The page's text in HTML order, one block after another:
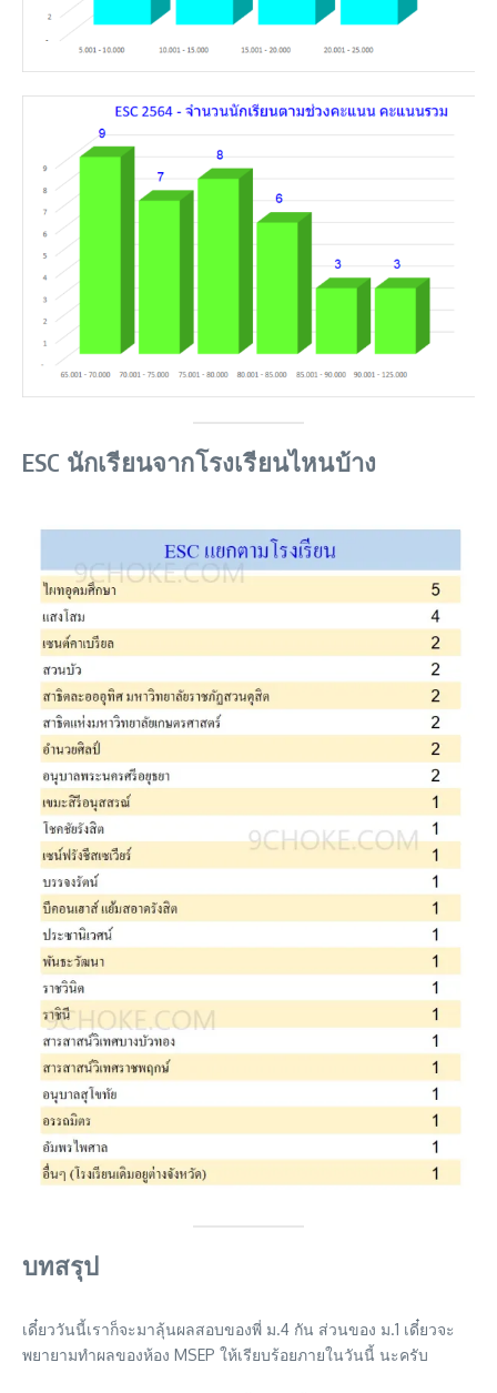
ESC นักเรียนจากโรงเรียนไหนบ้าง
บทสรุป
เดี๋ยววันนี้เราก็จะมาลุ้นผลสอบของพี่ ม.4 กัน ส่วนของ ม.1 เดี๋ยวจะ
พยายามทำผลของห้อง MSEP ให้เรียบร้อยภายในวันนี้ นะครับ